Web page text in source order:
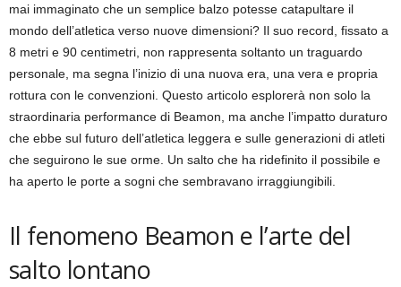
mai immaginato che un semplice balzo potesse catapultare il
mondo dell’atletica verso nuove dimensioni? Il suo record, fissato a
8 metri e 90 centimetri, non rappresenta soltanto un traguardo
personale, ma segna l’inizio di una nuova era, una vera e propria
rottura con le convenzioni. Questo articolo esplorerà non solo la
straordinaria performance di Beamon, ma anche l’impatto duraturo
che ebbe sul futuro dell’atletica leggera e sulle generazioni di atleti
che seguirono le sue orme. Un salto che ha ridefinito il possibile e
ha aperto le porte a sogni che sembravano irraggiungibili.
Il fenomeno Beamon e l’arte del
salto lontano